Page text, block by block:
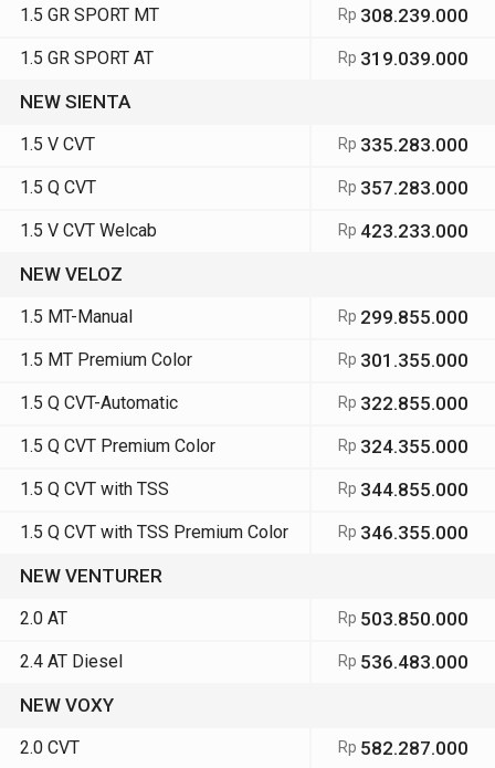
1.5 GR SPORT MT Rp 308.239.000
1.5 GR SPORT AT Rp 319.039.000
NEW SIENTA
1.5 V CVT Rp 335.283.000
1.5 Q CVT Rp 357.283.000
1.5 V CVT Welcab Rp 423.233.000
NEW VELOZ
1.5 MT-Manual Rp 299.855.000
1.5 MT Premium Color Rp 301.355.000
1.5 Q CVT-Automatic Rp 322.855.000
1.5 Q CVT Premium Color Rp 324.355.000
1.5 Q CVT with TSS Rp 344.855.000
1.5 Q CVT with TSS Premium Color Rp 346.355.000
NEW VENTURER
2.0 AT Rp 503.850.000
2.4 AT Diesel Rp 536.483.000
NEW VOXY
2.0 CVT Rp 582.287.000